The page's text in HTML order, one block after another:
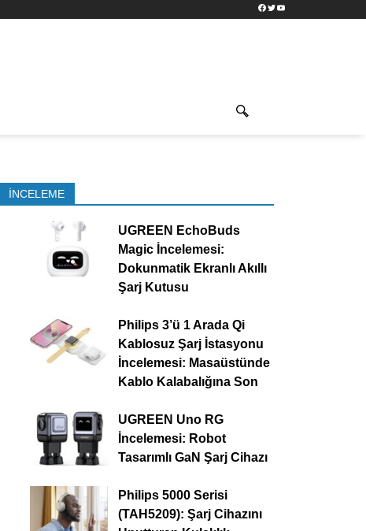
Facebook
TwitterYouTube
İNCELEME
UGREEN EchoBuds
Magic İncelemesi:
Dokunmatik Ekranlı Akıllı
Şarj Kutusu
Philips 3’ü 1 Arada Qi
Kablosuz Şarj İstasyonu
İncelemesi: Masaüstünde
Kablo Kalabalığına Son
UGREEN Uno RG
İncelemesi: Robot
Tasarımlı GaN Şarj Cihazı
Philips 5000 Serisi
(TAH5209): Şarj Cihazını